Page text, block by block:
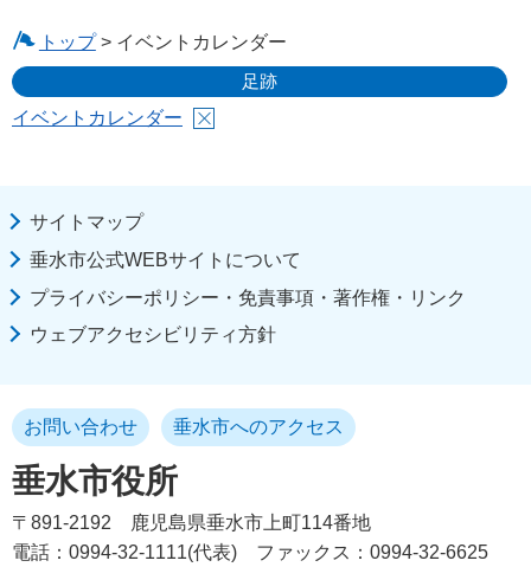
トップ> イベントカレンダー
足跡
イベントカレンダー
サイトマップ
垂水市公式WEBサイトについて
プライバシーポリシー・免責事項・著作権・リンク
ウェブアクセシビリティ方針
垂水市役所
お問い合わせ 垂水市へのアクセス
〒891-2192
鹿児島県垂水市上町114番地
電話：0994-32-1111(代表)
ファックス：0994-32-6625